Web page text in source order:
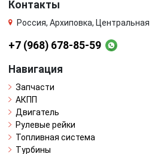
Контакты
Россия, Архиповка, Центральная
+7 (968) 678-85-59
Навигация
Запчасти
АКПП
Двигатель
Рулевые рейки
Топливная система
Турбины